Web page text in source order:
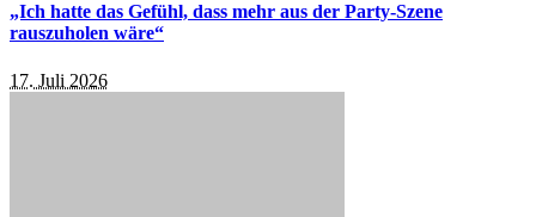
„Ich hatte das Gefühl, dass mehr aus der Party-Szene
rauszuholen wäre“
17. Juli 2026